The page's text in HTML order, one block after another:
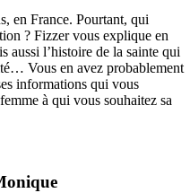
en France. Pourtant, qui
? Fizzer vous explique en
aussi l’histoire de la sainte qui
Vous en avez probablement
informations qui vous
à qui vous souhaitez sa